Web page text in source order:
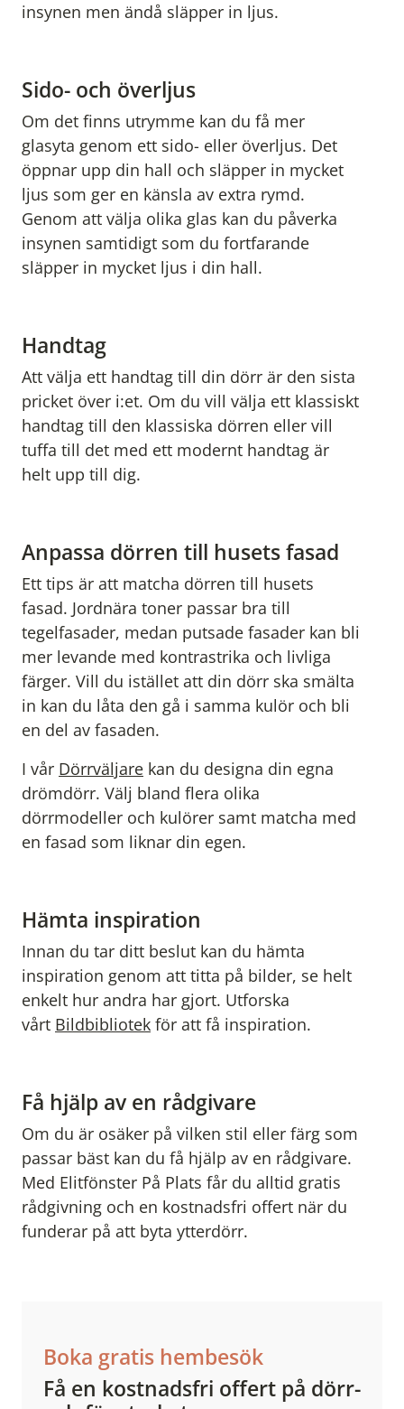
insynen men ändå släpper in ljus.
Sido- och överljus
Om det finns utrymme kan du få mer
glasyta genom ett sido- eller överljus. Det
öppnar upp din hall och släpper in mycket
ljus som ger en känsla av extra rymd.
Genom att välja olika glas kan du påverka
insynen samtidigt som du fortfarande
släpper in mycket ljus i din hall.
Handtag
Att välja ett handtag till din dörr är den sista
pricket över i:et. Om du vill välja ett klassiskt
handtag till den klassiska dörren eller vill
tuffa till det med ett modernt handtag är
helt upp till dig.
Anpassa dörren till husets fasad
Ett tips är att matcha dörren till husets
fasad. Jordnära toner passar bra till
tegelfasader, medan putsade fasader kan bli
mer levande med kontrastrika och livliga
färger. Vill du istället att din dörr ska smälta
in kan du låta den gå i samma kulör och bli
en del av fasaden.
I vår Dörrväljare kan du designa din egna
drömdörr. Välj bland flera olika
dörrmodeller och kulörer samt matcha med
en fasad som liknar din egen.
Hämta inspiration
Innan du tar ditt beslut kan du hämta
inspiration genom att titta på bilder, se helt
enkelt hur andra har gjort. Utforska
vårt Bildbibliotek för att få inspiration.
Få hjälp av en rådgivare
Om du är osäker på vilken stil eller färg som
passar bäst kan du få hjälp av en rådgivare.
Med Elitfönster På Plats får du alltid gratis
rådgivning och en kostnadsfri offert när du
funderar på att byta ytterdörr.
Boka gratis hembesök
Få en kostnadsfri offert på dörr-